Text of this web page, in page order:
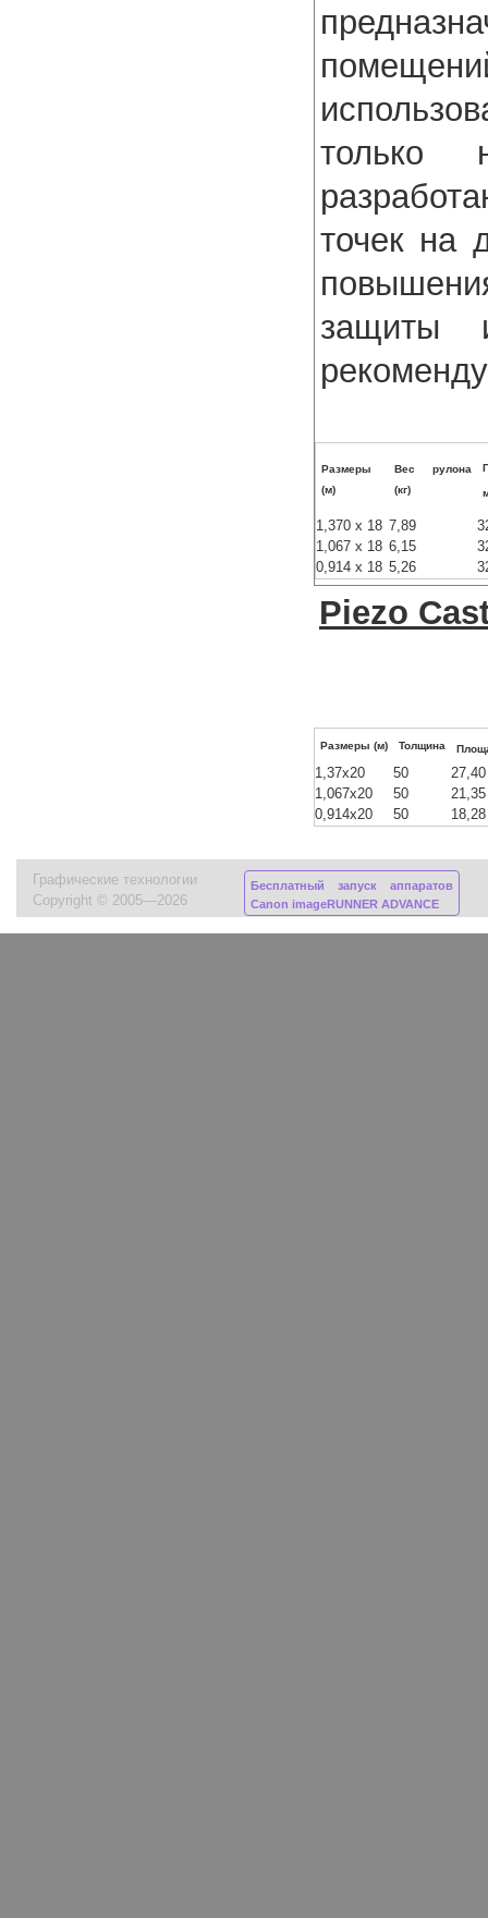
только
точек на
защиты
Размеры
(м)
Вес рулона
(кг)
1,370 x 18 7,89
1,067 x 18 6,15
0,914 x 18 5,26
Piezo
Размеры (м) Толщина
1,37x20 50
27,40
1,067x20
50
21,35
0,914x20
50 18,28
Графические технологии
Copyright © 2005—2026
Бесплатный запуск аппаратов
Canon imageRUNNER ADVANCE